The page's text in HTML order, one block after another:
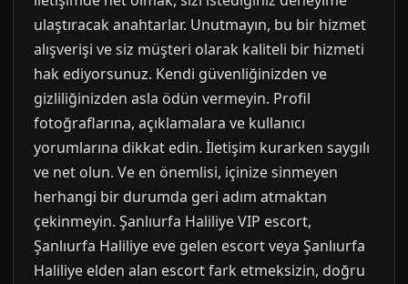
ulaştıracak anahtarlar. Unutmayın, bu bir hizmet
alışverişi ve siz müşteri olarak kaliteli bir hizmeti
hak ediyorsunuz. Kendi güvenliğinizden ve
gizliliğinizden asla ödün vermeyin. Profil
fotoğraflarına, açıklamalara ve kullanıcı
yorumlarına dikkat edin. İletişim kurarken saygılı
ve net olun. Ve en önemlisi, içinize sinmeyen
herhangi bir durumda geri adım atmaktan
çekinmeyin. Şanlıurfa Haliliye VIP escort,
Şanlıurfa Haliliye eve gelen escort veya Şanlıurfa
Haliliye elden alan escort fark etmeksizin, doğru